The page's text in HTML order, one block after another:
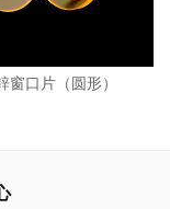
窗口片（圆形）